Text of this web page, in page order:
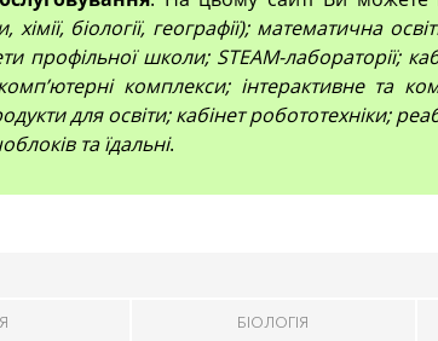
біології, географії); математична
школи; STEAM-лабораторії;
комплекси; інтерактивне та
для освіти; кабінет робототехніки;
та їдальні.
БІОЛОГІЯ